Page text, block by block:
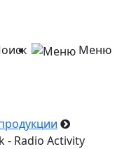
Меню
- Radio Activity